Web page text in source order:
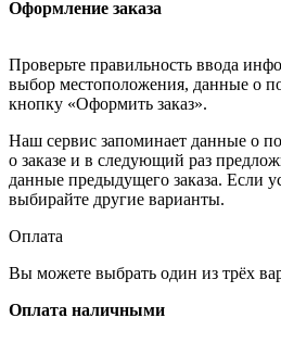
Оформление заказа
Проверьте правильность ввода
выбор местоположения, данные о
кнопку «Оформить заказ».
Наш сервис запоминает данные о
о заказе и в следующий раз
данные предыдущего заказа. Если
выбирайте другие варианты.
Оплата
Вы можете выбрать один из трёх
Оплата наличными